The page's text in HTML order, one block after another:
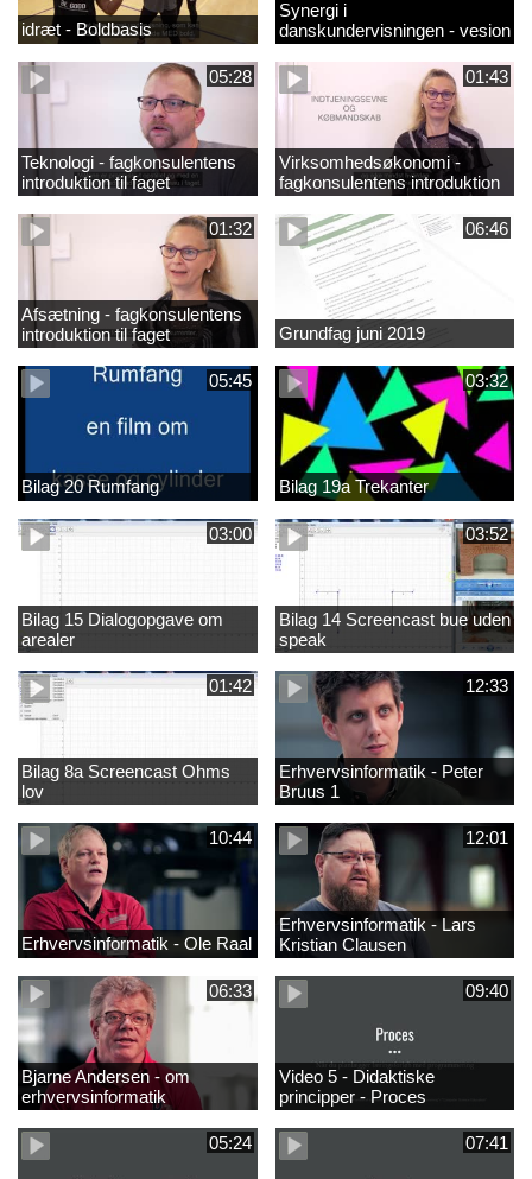
idræt - Boldbasis
Synergi i
danskundervisningen - vesion
2
05:28
Teknologi - fagkonsulentens
introduktion til faget
01:43
Virksomhedsøkonomi -
fagkonsulentens introduktion
til faget
01:32
Afsætning - fagkonsulentens
introduktion til faget
06:46
Grundfag juni 2019
05:45
Bilag 20 Rumfang
03:32
Bilag 19a Trekanter
03:00
Bilag 15 Dialogopgave om
arealer
03:52
Bilag 14 Screencast bue uden
speak
01:42
Bilag 8a Screencast Ohms
lov
12:33
Erhvervsinformatik - Peter
Bruus 1
10:44
Erhvervsinformatik - Ole Raal
12:01
Erhvervsinformatik - Lars
Kristian Clausen
06:33
Bjarne Andersen - om
erhvervsinformatik
09:40
Video 5 - Didaktiske
principper - Proces
05:24 07:41